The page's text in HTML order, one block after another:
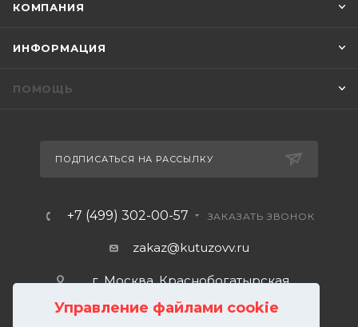
Управление файлами cookie
КОМПАНИЯ
ИНФОРМАЦИЯ
ПОМОЩЬ
ПОДПИСАТЬСЯ НА РАССЫЛКУ
+7 (499) 302-00-57 ЗАКАЗАТЬ ЗВОНОК
zakaz@kutuzovv.ru
г. Москва, Краснобогатырская